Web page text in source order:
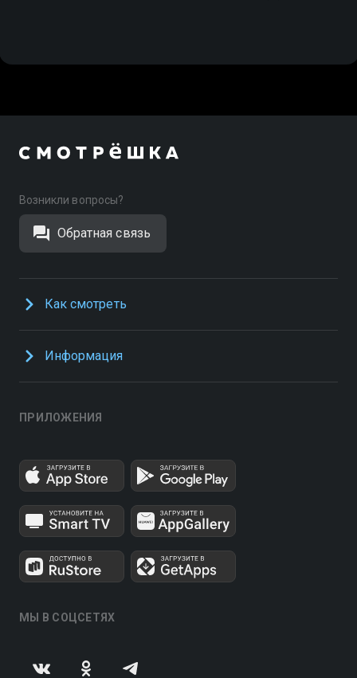
Возникли вопросы?
Обратная связь
Как смотреть
Информация
ПРИЛОЖЕНИЯ
МЫ В СОЦСЕТЯХ